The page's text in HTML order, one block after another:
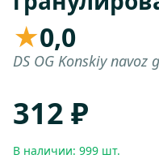
★0,0
DS OG Konskiy
312 ₽
В наличии: 999 шт.